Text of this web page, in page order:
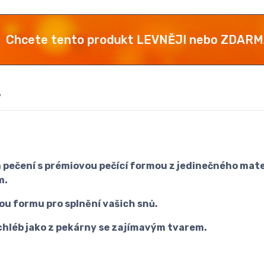
Chcete tento produkt LEVNĚJI nebo
s prémiovou pečící formou z jedinečného
formu pro splnění vašich snů.
jako z pekárny se zajímavým tvarem.